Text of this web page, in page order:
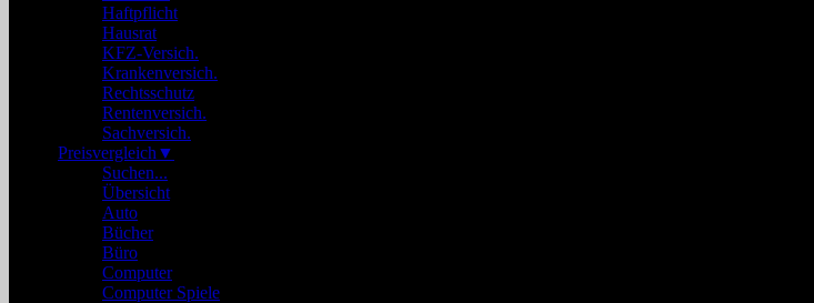
Haftpflicht
Hausrat
KFZ-Versich.
Krankenversich.
Rechtsschutz
Rentenversich.
Sachversich.
Preisvergleich ▼
Suchen...
Übersicht
Auto
Bücher
Büro
Computer
Computer Spiele